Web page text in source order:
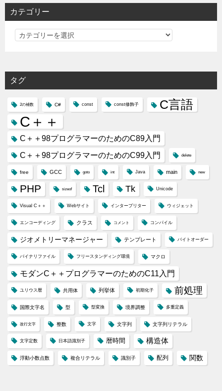
カテゴリー
カ
リ
ー
タグ
2の補数 C# const const修飾子 C言語
C＋＋
C＋＋98プログラマーのためのC89入門
C＋＋98プログラマーのためのC99入門
delete
free GCC goto int Java main new
PHP sizeof Tcl Tk Unicode
Visual C＋＋ Webサイト インタープリター ウィジェット
エンコーディング クラス コメント コンパイル
ジオメトリーマネージャー テンプレート バイトオーダー
バイナリファイル フリースタンディング環境 マクロ
モダンC＋＋プログラマーのためのC11入門
ユリウス暦 共用体 列挙体 初期化子 前処理
国際文字名 型 型変換 境界調整 多重定義
改行文字 整数 文字 文字列 文字列リテラル
文字定数 日本語識別子 暦時間 構造体
浮動小数点数 複合リテラル 識別子 配列 関数